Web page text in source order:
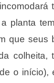
planta
que seus
colheita,
o início),